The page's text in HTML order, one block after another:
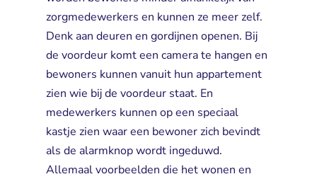
zorgmedewerkers en kunnen ze meer zelf.
Denk aan deuren en gordijnen openen. Bij
de voordeur komt een camera te hangen en
bewoners kunnen vanuit hun appartement
zien wie bij de voordeur staat. En
medewerkers kunnen op een speciaal
kastje zien waar een bewoner zich bevindt
als de alarmknop wordt ingeduwd.
Allemaal voorbeelden die het wonen en